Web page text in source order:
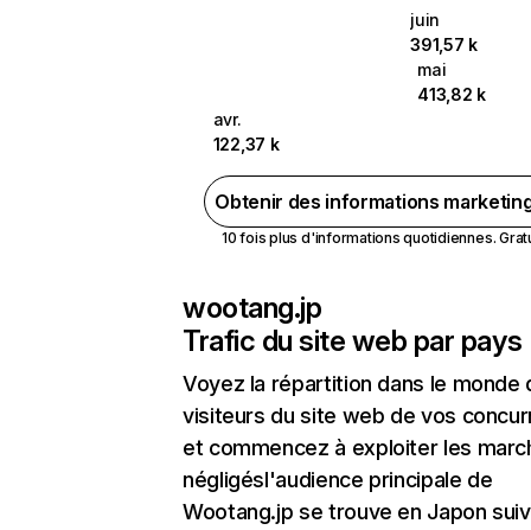
juin
391,57 k
mai
413,82 k
avr.
122,37 k
Obtenir des informations
10 fois plus d'informations quotidiennes.
wootang.jp
Trafic du site web par pays
Voyez la répartition dans le monde
visiteurs du site web de vos
et commencez à exploiter les
négligésl'audience principale de
Wootang.jp se trouve en Japon